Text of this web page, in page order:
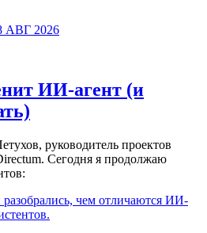
2026
ИИ‑агент (и
руководитель проектов
Сегодня я продолжаю
чем отличаются ИИ-